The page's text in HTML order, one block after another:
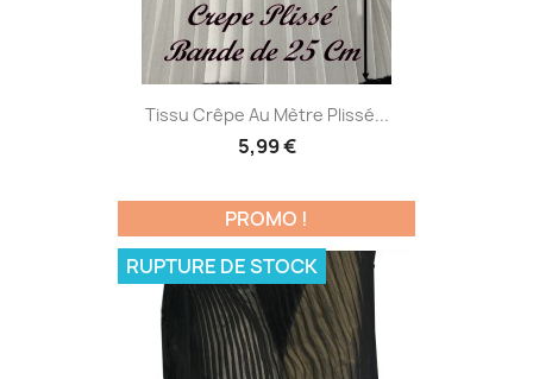
Tissu Crêpe Au Mètre Plissé...
5,99 €
PROMO !
RUPTURE DE STOCK